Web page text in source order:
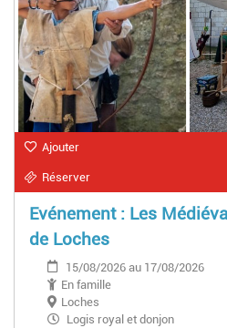
Ajouter
Réserver
Evénement : Les
de Loches
15/08/2026 au 17/08/2026
En famille
Loches
Logis royal et donjon